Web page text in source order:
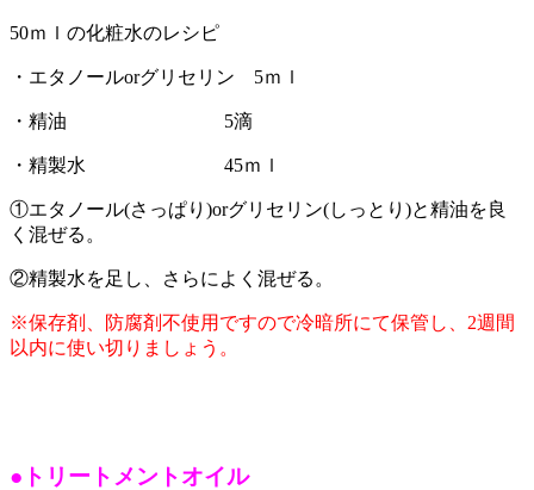
50ｍｌの化粧水のレシピ
・エタノールorグリセリン 5ｍｌ
・精油 5滴
・精製水 45ｍｌ
①エタノール(さっぱり)orグリセリン(しっとり)と精油を良
く混ぜる。
②精製水を足し、さらによく混ぜる。
※保存剤、防腐剤不使用ですので冷暗所にて保管し、2週間
以内に使い切りましょう。
●トリートメントオイル